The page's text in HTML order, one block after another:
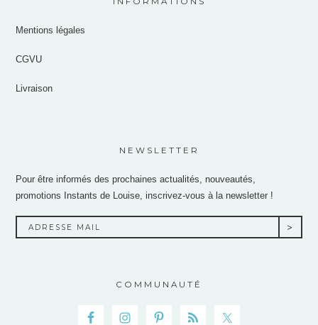
Mentions légales
CGVU
Livraison
NEWSLETTER
Pour être informés des prochaines actualités, nouveautés,
promotions Instants de Louise, inscrivez-vous à la newsletter !
COMMUNAUTÉ